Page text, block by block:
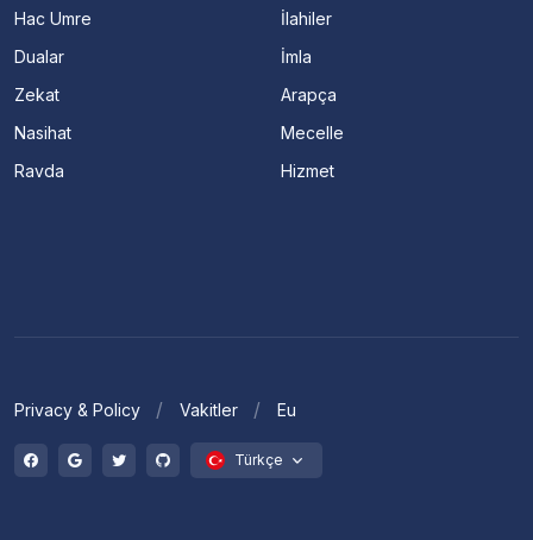
Hac Umre
Dualar
Zekat
Nasihat
Ravda
İlahiler
İmla
Arapça
Mecelle
Hizmet
Privacy & Policy Vakitler Eu
Türkçe